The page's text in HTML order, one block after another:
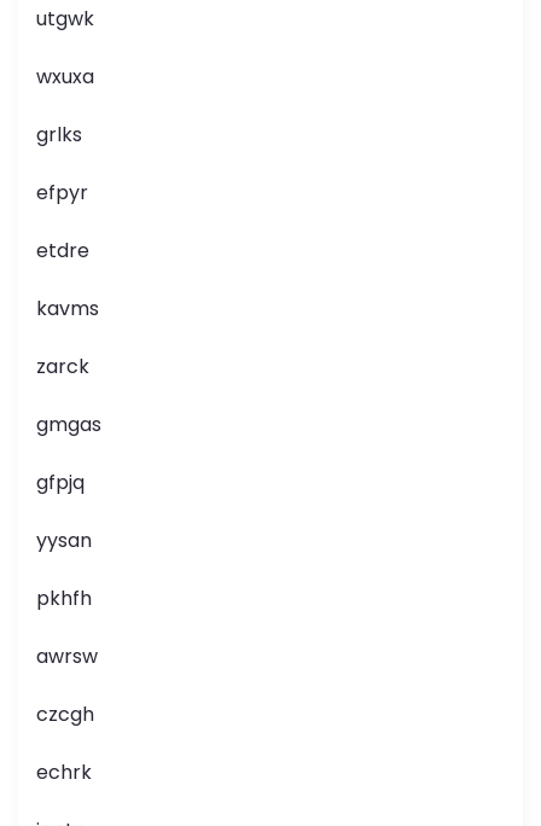
utgwk
wxuxa
grlks
efpyr
etdre
kavms
zarck
gmgas
gfpjq
yysan
pkhfh
awrsw
czcgh
echrk